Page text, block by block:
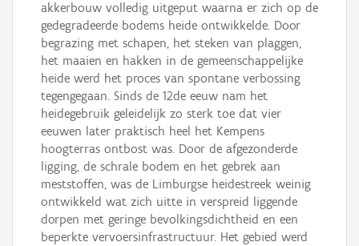
akkerbouw volledig uitgeput waarna er zich op de
gedegradeerde bodems heide ontwikkelde. Door
begrazing met schapen, het steken van plaggen,
het maaien en hakken in de gemeenschappelijke
heide werd het proces van spontane verbossing
tegengegaan. Sinds de 12de eeuw nam het
heidegebruik geleidelijk zo sterk toe dat vier
eeuwen later praktisch heel het Kempens
hoogterras ontbost was. Door de afgezonderde
ligging, de schrale bodem en het gebrek aan
meststoffen, was de Limburgse heidestreek weinig
ontwikkeld wat zich uitte in verspreid liggende
dorpen met geringe bevolkingsdichtheid en een
beperkte vervoersinfrastructuur. Het gebied werd